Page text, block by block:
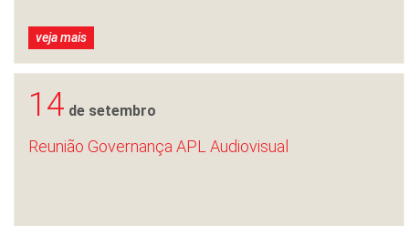
veja mais
14 de setembro
Reunião Governança APL Audiovisual